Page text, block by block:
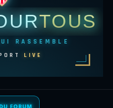
TOUS
RASSEMBLE
LIVE
FORUM